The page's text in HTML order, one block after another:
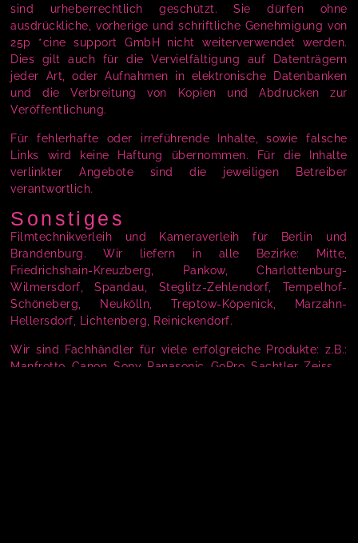
sind urheberrechtlich geschützt. Sie dürfen ohne
ausdrückliche, vorherige und schriftliche Genehmigung von
25p *cine support GmbH nicht weiterverwendet werden.
Dies gilt auch für die Vervielfältigung auf Datenträgern
jeder Art, oder Aufnahmen in elektronische Datenbanken
und die Verbreitung von Kopien und Abdrucken zur
Veröffentlichung.
Für fehlerhafte oder irreführende Inhalte, sowie falsche
Links wird keine Haftung übernommen. Für die Inhalte
verlinkter Angebote sind die jeweiligen Betreiber
verantwortlich.
Sonstiges
Filmtechnikverleih und Kameraverleih für Berlin und
Brandenburg. Wir liefern in alle Bezirke: Mitte,
Friedrichshain-Kreuzberg, Pankow, Charlottenburg-
Wilmersdorf, Spandau, Steglitz-Zehlendorf, Tempelhof-
Schöneberg, Neukölln, Treptow-Köpenick, Marzahn-
Hellersdorf, Lichtenberg, Reinickendorf.
Wir sind Fachhändler für viele erfolgreiche Produkte: z.B.:
Manfrotto, Canon, Sony, Panasonic, GoPro, Sachtler, Zeiss